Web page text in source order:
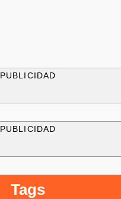
PUBLICIDAD
PUBLICIDAD
Tags